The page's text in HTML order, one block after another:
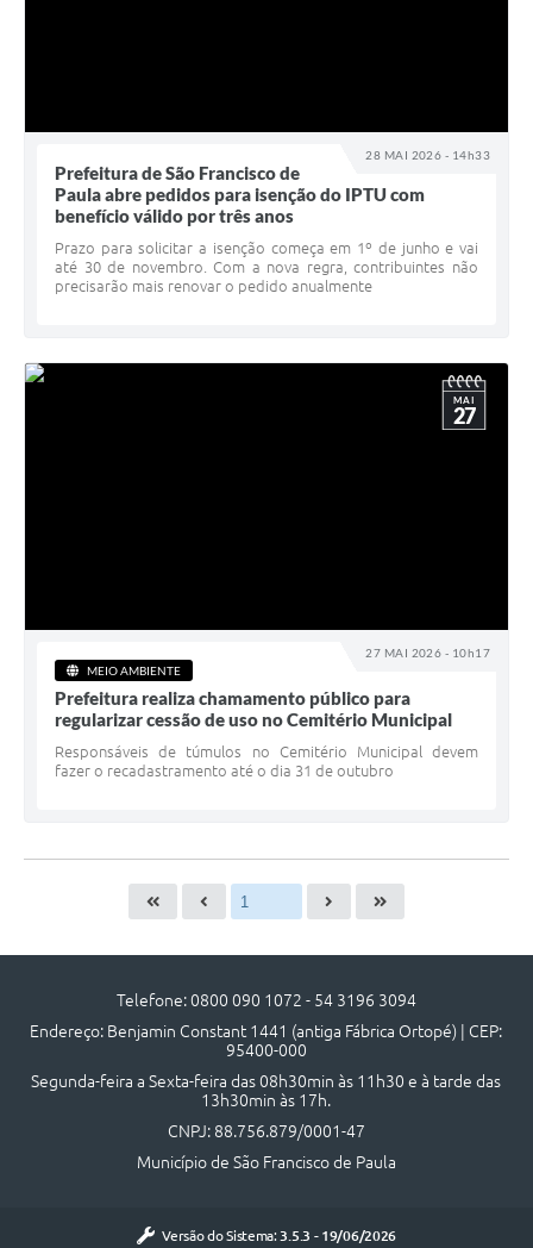
28 MAI 2026 - 14h33
Prefeitura de São Francisco de
Paula abre pedidos para isenção do IPTU com
benefício válido por três anos
Prazo para solicitar a isenção começa em 1º de junho e vai
até 30 de novembro. Com a nova regra, contribuintes não
precisarão mais renovar o pedido anualmente
27 MAI 2026 - 10h17
MAI
27
MEIO AMBIENTE
Prefeitura realiza chamamento público para
regularizar cessão de uso no Cemitério Municipal
Responsáveis de túmulos no Cemitério Municipal devem
fazer o recadastramento até o dia 31 de outubro
Telefone: 0800 090 1072 - 54 3196 3094
Endereço: Benjamin Constant 1441 (antiga Fábrica Ortopé) | CEP:
95400-000
Segunda-feira a Sexta-feira das 08h30min às 11h30 e à tarde das
13h30min às 17h.
CNPJ: 88.756.879/0001-47
Município de São Francisco de Paula
Versão do Sistema: 3.5.3 - 19/06/2026